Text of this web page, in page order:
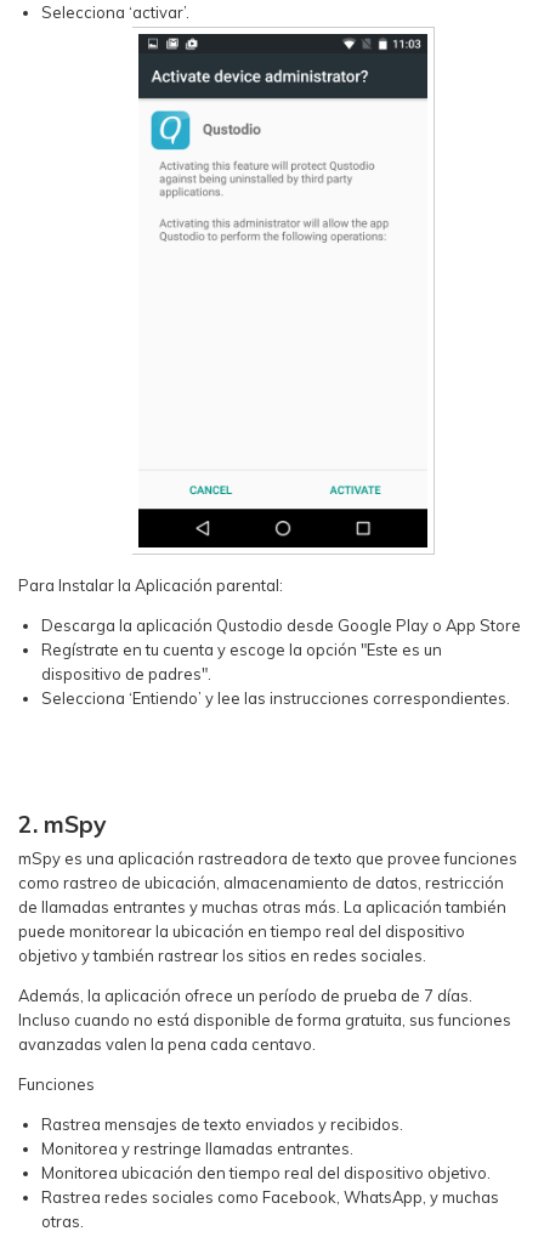
Selecciona ‘activar’.
Para Instalar la Aplicación parental:
Descarga la aplicación Qustodio desde Google Play o App Store
Regístrate en tu cuenta y escoge la opción "Este es un
dispositivo de padres".
Selecciona ‘Entiendo’ y lee las instrucciones correspondientes.
2. mSpy
mSpy es una aplicación rastreadora de texto que provee funciones
como rastreo de ubicación, almacenamiento de datos, restricción
de llamadas entrantes y muchas otras más. La aplicación también
puede monitorear la ubicación en tiempo real del dispositivo
objetivo y también rastrear los sitios en redes sociales.
Además, la aplicación ofrece un período de prueba de 7 días.
Incluso cuando no está disponible de forma gratuita, sus funciones
avanzadas valen la pena cada centavo.
Funciones
Rastrea mensajes de texto enviados y recibidos.
Monitorea y restringe llamadas entrantes.
Monitorea ubicación den tiempo real del dispositivo objetivo.
Rastrea redes sociales como Facebook, WhatsApp, y muchas
otras.